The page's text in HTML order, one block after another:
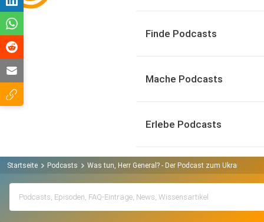
Finde Podcasts
Mache Podcasts
Erlebe Podcasts
Startseite Podcasts Was tun, Herr General? - Der Podcast zum Ukraine-